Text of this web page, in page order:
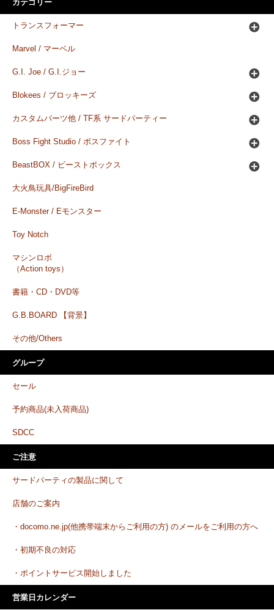
カテゴリー
トランスフォーマー
Marvel / マーベル
G.I. Joe / G.I.ジョー
Blokees / ブロッキーズ
カスタムパーツ他 / TF系 サードパーティー
Boss Fight Studio / ボスファイト
BeastBOX / ビーストボックス
大火鳥玩具/BigFireBird
E-Monster / Eモンスター
Toy Notch
マシンロボ
（Action toys）
書籍・CD・DVD等
G.B.BOARD 【背景】
その他/Others
グループ
セール
予約商品(未入荷商品)
SDCC
ご注意
サードパーティの製品に関して
店舗のご案内
・docomo.ne.jp(他携帯端末からご利用の方) のメールをご利用の方へ
・初期不良の対応
・ポイントサービス開始しました
営業日カレンダー